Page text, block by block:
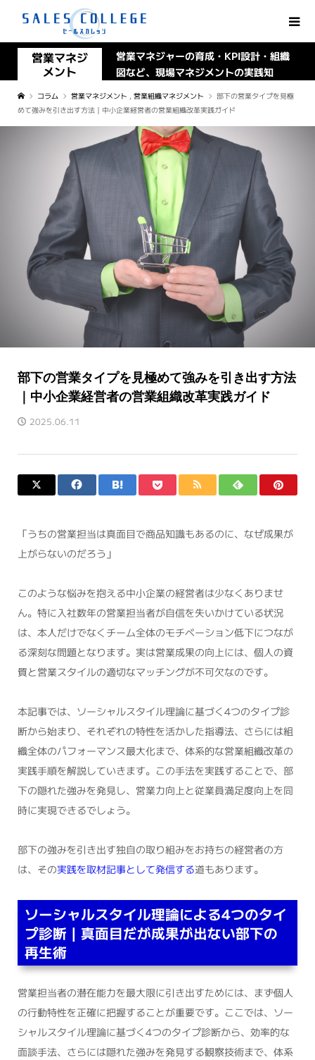
営業マネジ
メント
営業マネジャーの育成・KPI設計・組織
図など、現場マネジメントの実践知
コラム 営業マネジメント , 営業組織マネジメント
部下の営業タイプを見極
めて強みを引き出す方法｜中小企業経営者の営業組織改革実践ガイド
部下の営業タイプを見極めて強みを引き出す方法
｜中小企業経営者の営業組織改革実践ガイド
2025.06.11
「うちの営業担当は真面目で商品知識もあるのに、なぜ成果が
上がらないのだろう」
このような悩みを抱える中小企業の経営者は少なくありませ
ん。特に入社数年の営業担当者が自信を失いかけている状況
は、本人だけでなくチーム全体のモチベーション低下につなが
る深刻な問題となります。実は営業成果の向上には、個人の資
質と営業スタイルの適切なマッチングが不可欠なのです。
本記事では、ソーシャルスタイル理論に基づく4つのタイプ診
断から始まり、それぞれの特性を活かした指導法、さらには組
織全体のパフォーマンス最大化まで、体系的な営業組織改革の
実践手順を解説していきます。この手法を実践することで、部
下の隠れた強みを発見し、営業力向上と従業員満足度向上を同
時に実現できるでしょう。
部下の強みを引き出す独自の取り組みをお持ちの経営者の方
は、その実践を取材記事として発信する道もあります。
ソーシャルスタイル理論による4つのタイ
プ診断｜真面目だが成果が出ない部下の
再生術
営業担当者の潜在能力を最大限に引き出すためには、まず個人
の行動特性を正確に把握することが重要です。ここでは、ソー
シャルスタイル理論に基づく4つのタイプ診断から、効率的な
面談手法、さらには隠れた強みを発見する観察技術まで、体系